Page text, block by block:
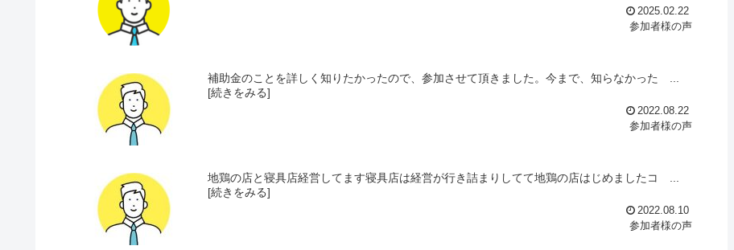
2025.02.22
参加者様の声
補助金のことを詳しく知りたかったので、参加させて頂きました。今まで、知らなかった ...
[続きをみる]
2022.08.22
参加者様の声
地鶏の店と寝具店経営してます寝具店は経営が行き詰まりしてて地鶏の店はじめましたコ ...
[続きをみる]
2022.08.10
参加者様の声